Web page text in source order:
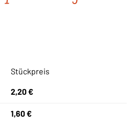
Stückpreis
2,20 €
1,60 €